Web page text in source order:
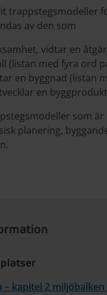
trappstegsmodeller
av den som
vidtar en
(listan med fyra ord
en byggnad (listan
en
som
planering,
– kapitel 2